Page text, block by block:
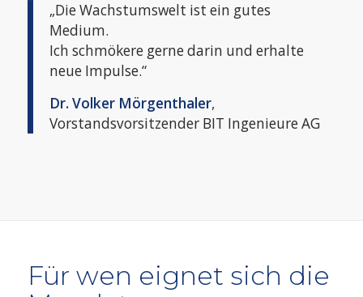
„Die Wachstumswelt ist ein gutes
Medium.
Ich schmökere gerne darin und erhalte
neue Impulse.“
Dr. Volker Mörgenthaler,
Vorstandsvorsitzender BIT Ingenieure AG
Für wen eignet sich die